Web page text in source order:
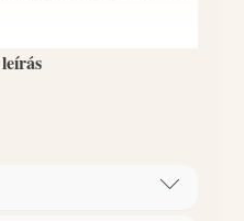
vagy a nap indításához,
hatás, amikor extra